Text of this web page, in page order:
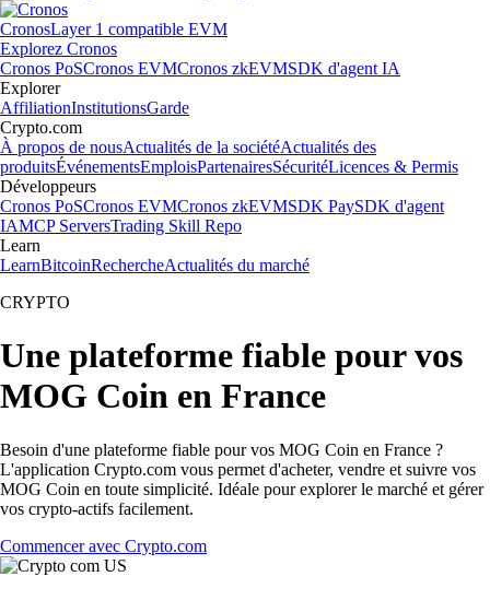
CronosLayer 1 compatible EVM
Explorez Cronos
Cronos PoSCronos EVMCronos zkEVMSDK d'agent IA
Explorer
AffiliationInstitutionsGarde
Crypto.com
À propos de nousActualités de la sociétéActualités des
produitsÉvénementsEmploisPartenairesSécuritéLicences & Permis
Développeurs
Cronos PoSCronos EVMCronos zkEVMSDK PaySDK d'agent
IAMCP ServersTrading Skill Repo
Learn
LearnBitcoinRechercheActualités du marché
CRYPTO
Une plateforme fiable pour vos
MOG Coin en France
Besoin d'une plateforme fiable pour vos MOG Coin en France ?
L'application Crypto.com vous permet d'acheter, vendre et suivre vos
MOG Coin en toute simplicité. Idéale pour explorer le marché et gérer
vos crypto-actifs facilement.
Commencer avec Crypto.com